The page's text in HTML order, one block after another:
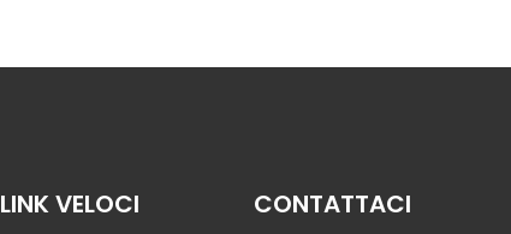
LINK VELOCI CONTATTACI